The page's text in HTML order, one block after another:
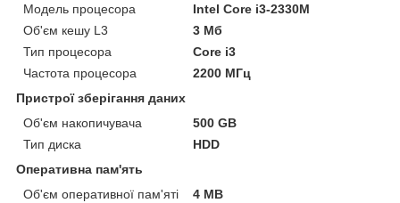
Модель процесора
Intel Core i3-2330M
Об'єм кешу L3
3 Мб
Тип процесора
Core i3
Частота процесора
2200 МГц
Пристрої зберігання даних
Об'єм накопичувача
500 GB
Тип диска
HDD
Оперативна пам'ять
Об'єм оперативної пам'яті
4 MB